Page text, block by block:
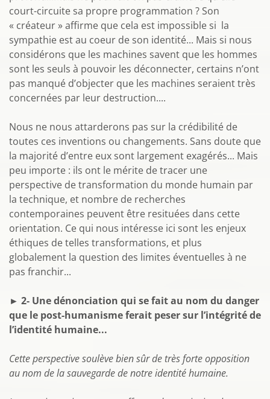
court-circuite sa propre programmation ? Son
« créateur » affirme que cela est impossible si la
sympathie est au coeur de son identité... Mais si nous
considérons que les machines savent que les hommes
sont les seuls à pouvoir les déconnecter, certains n’ont
pas manqué d’objecter que les machines seraient très
concernées par leur destruction....
Nous ne nous attarderons pas sur la crédibilité de
toutes ces inventions ou changements. Sans doute que
la majorité d’entre eux sont largement exagérés... Mais
peu importe : ils ont le mérite de tracer une
perspective de transformation du monde humain par
la technique, et nombre de recherches
contemporaines peuvent être resituées dans cette
orientation. Ce qui nous intéresse ici sont les enjeux
éthiques de telles transformations, et plus
globalement la question des limites éventuelles à ne
pas franchir...
► 2- Une dénonciation qui se fait au nom du danger
que le post-humanisme ferait peser sur l’intégrité de
l’identité humaine...
Cette perspective soulève bien sûr de très forte opposition
au nom de la sauvegarde de notre identité humaine.